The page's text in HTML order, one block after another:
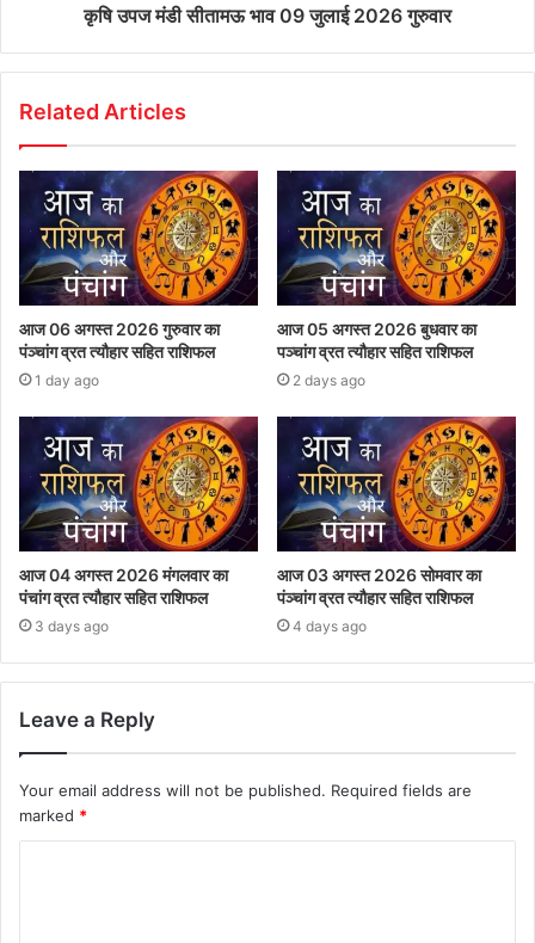
कृषि उपज मंडी सीतामऊ भाव 09 जुलाई 2026 गुरुवार
Related Articles
आज 06 अगस्त 2026 गुरुवार का
पंञ्चांग व्रत त्यौहार सहित राशिफल
1 day ago
आज 05 अगस्त 2026 बुधवार का
पञ्चांग व्रत त्यौहार सहित राशिफल
2 days ago
आज 04 अगस्त 2026 मंगलवार का
पंचांग व्रत त्यौहार सहित राशिफल
3 days ago
आज 03 अगस्त 2026 सोमवार का
पंञ्चांग व्रत त्यौहार सहित राशिफल
4 days ago
Leave a Reply
Your email address will not be published. Required fields are
marked *